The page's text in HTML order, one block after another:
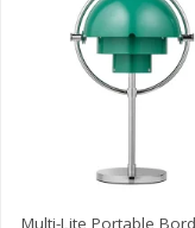
Multi-Lite Portable